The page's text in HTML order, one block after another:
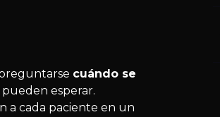
cuándo se
esperar.
a cada paciente en un